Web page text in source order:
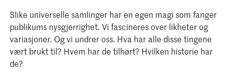
Slike universelle samlinger har en egen magi som fanger
publikums nysgjerrighet. Vi fascineres over likheter og
variasjoner. Og vi undrer oss. Hva har alle disse tingene
vært brukt til? Hvem har de tilhørt? Hvilken historie har
de?